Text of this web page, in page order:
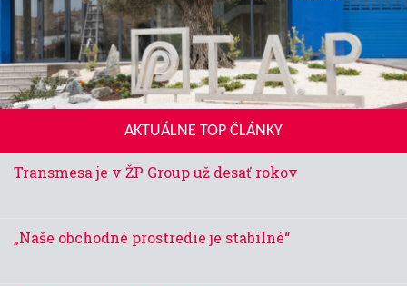
AKTUÁLNE TOP ČLÁNKY
Transmesa je v ŽP Group už desať rokov
„Naše obchodné prostredie je stabilné“